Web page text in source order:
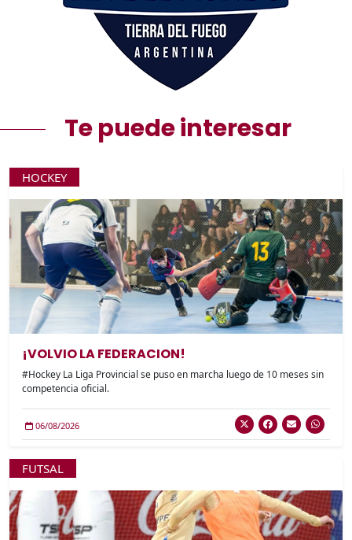
Te puede interesar
HOCKEY
¡VOLVIO LA FEDERACION!
#Hockey La Liga Provincial se puso en marcha luego de 10 meses sin
competencia oficial.
06/08/2026
FUTSAL